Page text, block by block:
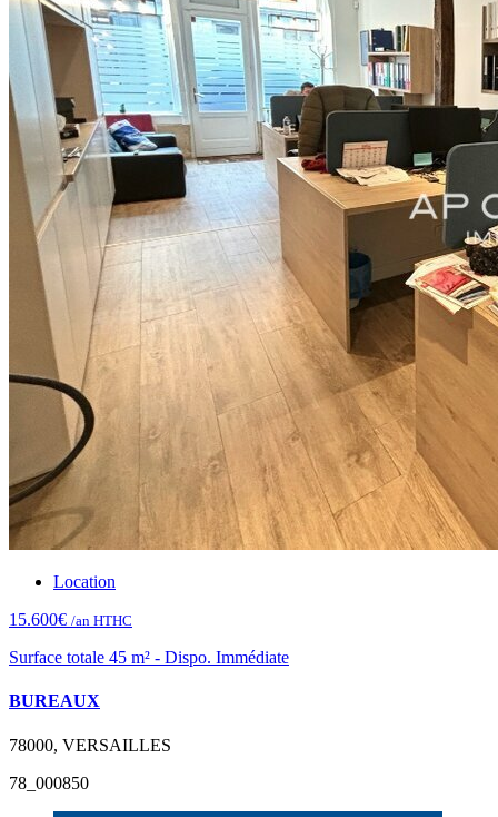
Location
15.600€ /an HTHC
Surface totale 45 m² - Dispo. Immédiate
BUREAUX
78000, VERSAILLES
78_000850